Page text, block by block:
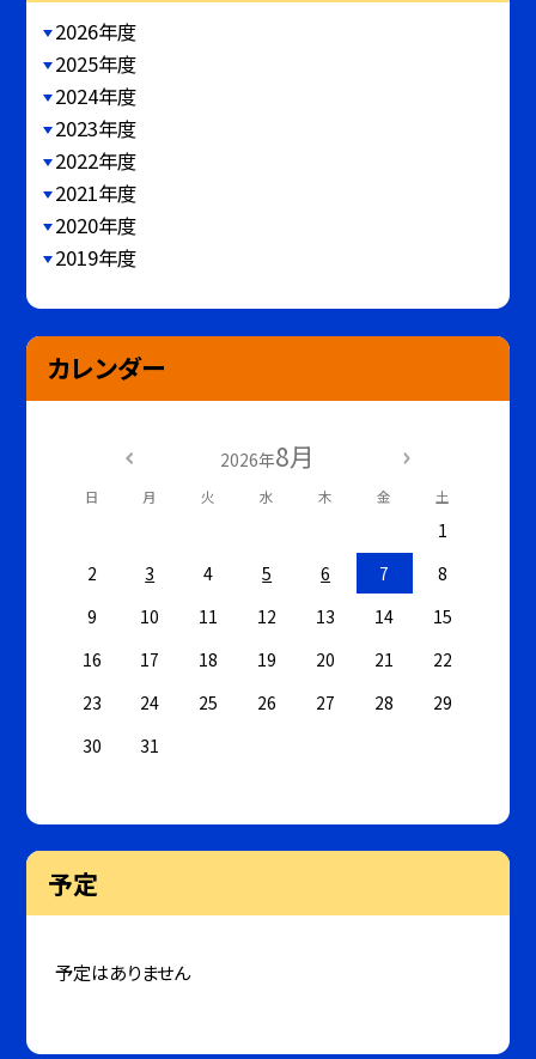
2026年度
2025年度
2024年度
2023年度
2022年度
2021年度
2020年度
2019年度
カレンダー
2026年8月
日 月 火 水 木 金 土
1
2
3 4 5 6 7
8
9
10 11 12 13 14
15
16
17 18 19 20 21
22
23
24 25 26 27 28
29
30
31
予定
予定はありません